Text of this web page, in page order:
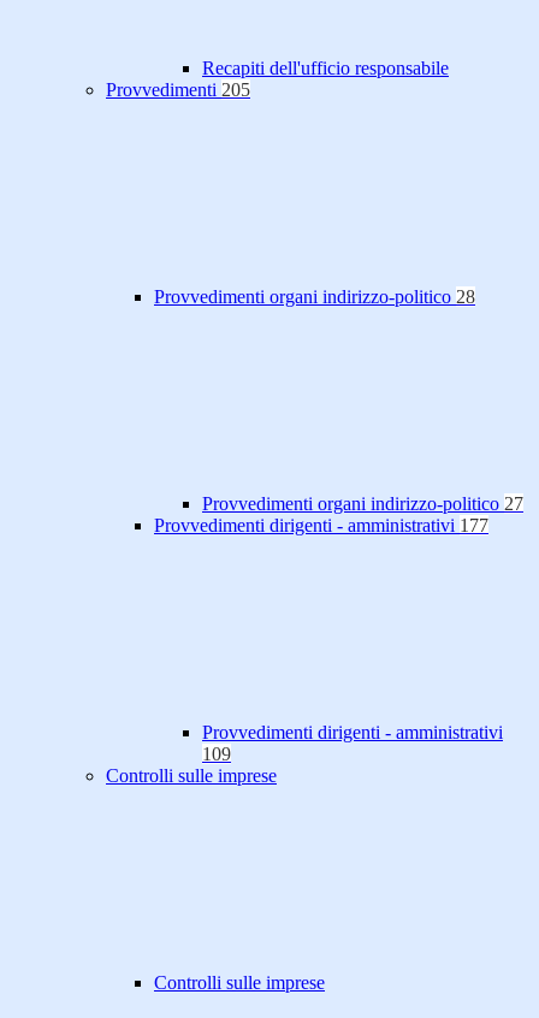
Recapiti dell'ufficio responsabile
Provvedimenti 205
Provvedimenti organi indirizzo-politico 28
Provvedimenti organi indirizzo-politico 27
Provvedimenti dirigenti - amministrativi 177
Provvedimenti dirigenti - amministrativi
109
Controlli sulle imprese
Controlli sulle imprese